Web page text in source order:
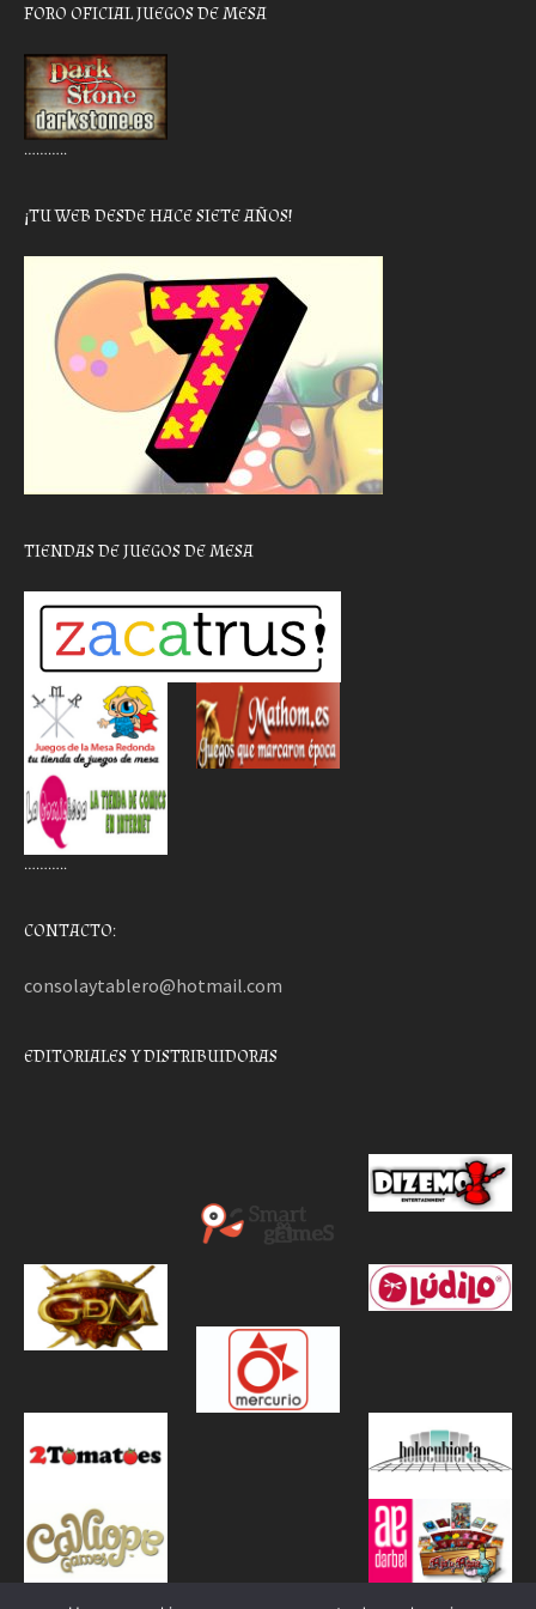
FORO OFICIAL JUEGOS DE MESA
………..
¡TU WEB DESDE HACE SIETE AÑOS!
TIENDAS DE JUEGOS DE MESA
………..
CONTACTO:
consolaytablero@hotmail.com
EDITORIALES Y DISTRIBUIDORAS